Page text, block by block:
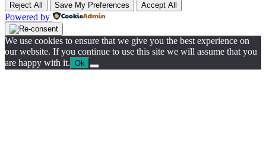
Reject All Save My Preferences Accept All
Powered by
We use cookies to ensure that we give you the best experience on
our website. If you continue to use this site we will assume that you
are happy with it. Ok